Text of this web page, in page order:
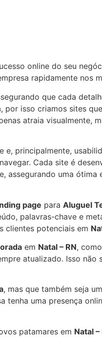
online do seu
rapidamente nos
que cada
isso criamos sites
atraia visualmente,
principalmente,
Cada site é
uma ótima
page para Aluguel
palavras-chave e
clientes potenciais em
em Natal – RN,
atualizado. Isso não
, mas que também seja
tenha uma presença
patamares em Natal –